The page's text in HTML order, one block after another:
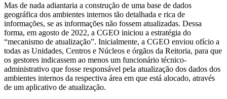
Mas de nada adiantaria a construção de uma base de dados
geográfica dos ambientes internos tão detalhada e rica de
informações, se as informações não fossem atualizadas. Dessa
forma, em agosto de 2022, a CGEO iniciou a estratégia do
“mecanismo de atualização”. Inicialmente, a CGEO enviou ofício a
todas as Unidades, Centros e Núcleos e órgãos da Reitoria, para que
os gestores indicassem ao menos um funcionário técnico-
administrativo que fosse responsável pela atualização dos dados dos
ambientes internos da respectiva área em que está alocado, através
de um aplicativo de atualização.